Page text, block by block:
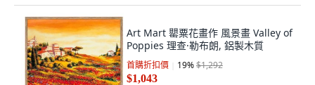
Art Mart 罌粟花畫作 風景畫 Valley of
Poppies 理查·勒布朗, 鋁製木質
首購折扣價 19%$1,292
$1,043